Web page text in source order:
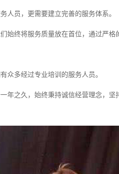
人员，更需要建立完善的服务体系。
始终将服务质量放在首位，通过严
众多经过专业培训的服务人员。
年之久，始终秉持诚信经营理念，坚